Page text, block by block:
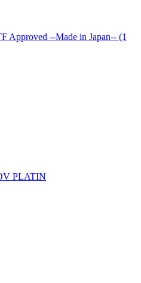
Approved --Made in Japan-- (1
PLATIN